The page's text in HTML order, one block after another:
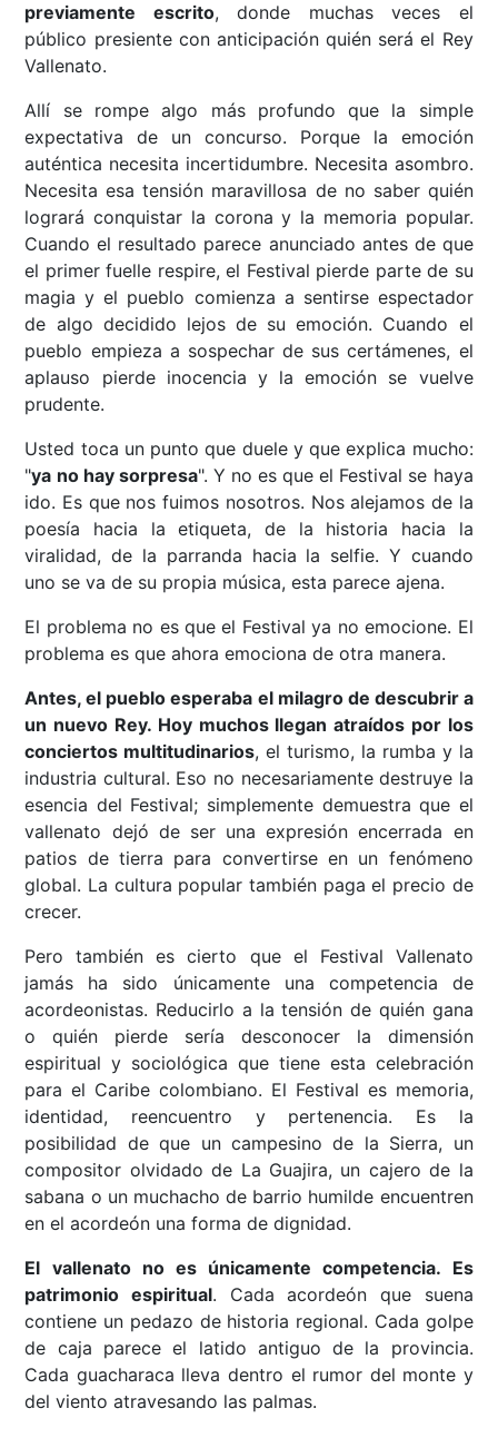
previamente escrito, donde muchas veces el
público presiente con anticipación quién será el Rey
Vallenato.
Allí se rompe algo más profundo que la simple
expectativa de un concurso. Porque la emoción
auténtica necesita incertidumbre. Necesita asombro.
Necesita esa tensión maravillosa de no saber quién
logrará conquistar la corona y la memoria popular.
Cuando el resultado parece anunciado antes de que
el primer fuelle respire, el Festival pierde parte de su
magia y el pueblo comienza a sentirse espectador
de algo decidido lejos de su emoción. Cuando el
pueblo empieza a sospechar de sus certámenes, el
aplauso pierde inocencia y la emoción se vuelve
prudente.
Usted toca un punto que duele y que explica mucho:
"ya no hay sorpresa". Y no es que el Festival se haya
ido. Es que nos fuimos nosotros. Nos alejamos de la
poesía hacia la etiqueta, de la historia hacia la
viralidad, de la parranda hacia la selfie. Y cuando
uno se va de su propia música, esta parece ajena.
El problema no es que el Festival ya no emocione. El
problema es que ahora emociona de otra manera.
Antes, el pueblo esperaba el milagro de descubrir a
un nuevo Rey. Hoy muchos llegan atraídos por los
conciertos multitudinarios, el turismo, la rumba y la
industria cultural. Eso no necesariamente destruye la
esencia del Festival; simplemente demuestra que el
vallenato dejó de ser una expresión encerrada en
patios de tierra para convertirse en un fenómeno
global. La cultura popular también paga el precio de
crecer.
Pero también es cierto que el Festival Vallenato
jamás ha sido únicamente una competencia de
acordeonistas. Reducirlo a la tensión de quién gana
o quién pierde sería desconocer la dimensión
espiritual y sociológica que tiene esta celebración
para el Caribe colombiano. El Festival es memoria,
identidad, reencuentro y pertenencia. Es la
posibilidad de que un campesino de la Sierra, un
compositor olvidado de La Guajira, un cajero de la
sabana o un muchacho de barrio humilde encuentren
en el acordeón una forma de dignidad.
El vallenato no es únicamente competencia. Es
patrimonio espiritual. Cada acordeón que suena
contiene un pedazo de historia regional. Cada golpe
de caja parece el latido antiguo de la provincia.
Cada guacharaca lleva dentro el rumor del monte y
del viento atravesando las palmas.